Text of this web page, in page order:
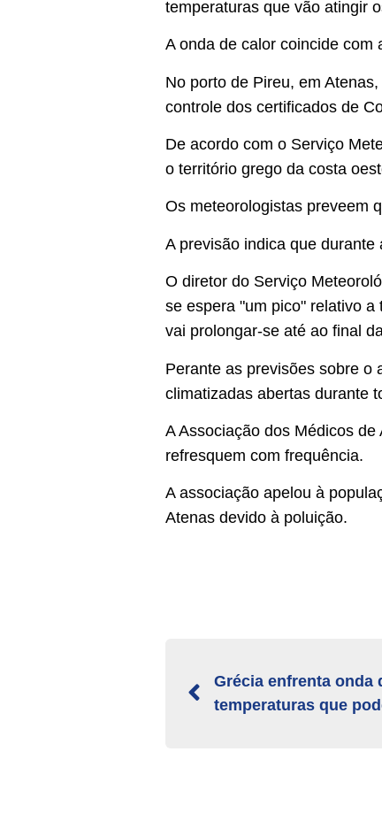
temperaturas que vão atingir
A onda de calor coincide com
No porto de Pireu, em
controle dos certificados de
De acordo com o Serviço
o território grego da costa
Os meteorologistas preveem
A previsão indica que
O diretor do Serviço
se espera "um pico" relativo
vai prolongar-se até ao final
Perante as previsões sobre o
climatizadas abertas durante
A Associação dos Médicos
refresquem com frequência.
A associação apelou à
Atenas devido à poluição.
Grécia enfrenta onda
temperaturas que